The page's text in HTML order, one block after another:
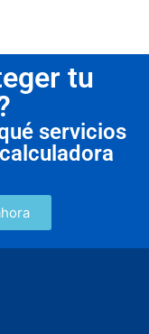
tu
servicios